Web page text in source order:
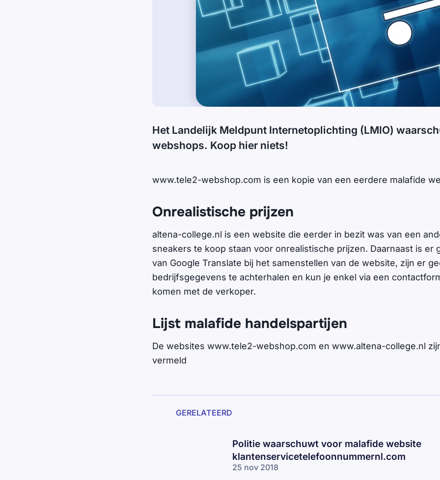
Het Landelijk Meldpunt Internetoplichting (LMIO)
webshops. Koop hier niets!
www.tele2-webshop.com is een kopie van een eerdere malafide
Onrealistische prijzen
altena-college.nl is een website die eerder in bezit was van een
sneakers te koop staan voor onrealistische prijzen. Daarnaast is er
van Google Translate bij het samenstellen van de website, zijn er
bedrijfsgegevens te achterhalen en kun je enkel via een
komen met de verkoper.
Lijst malafide handelspartijen
De websites www.tele2-webshop.com en www.altena-college.nl
vermeld
GERELATEERD
Politie waarschuwt voor malafide website
klantenservicetelefoonnummernl.com
25 nov 2018